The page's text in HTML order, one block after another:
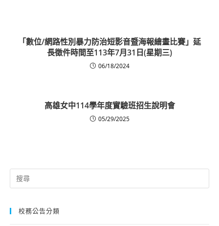
「數位/網路性別暴力防治短影音暨海報繪畫比賽」延
長徵件時間至113年7月31日(星期三)
06/18/2024
高雄女中114學年度實驗班招生說明會
05/29/2025
Search
for:
校務公告分類